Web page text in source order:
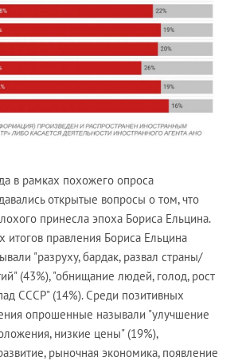
в рамках похожего опроса
открытые вопросы о том, что
принесла эпоха Бориса Ельцина.
итогов правления Бориса Ельцина
"разруху, бардак, развал страны/
(43%), "обнищание людей, голод, рост
СССР" (14%). Среди позитивных
опрошенные называли "улучшение
низкие цены" (19%),
рыночная экономика, появление